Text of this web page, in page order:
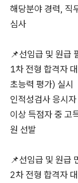
해당분야 경력, 직
심사
📌선임급 및 원급
1차 전형 합격자
초능력 평가) 실시
인적성검사 응시
이상 득점자 중 고
원 선발
📌선임급 및 원급
2차 전형 합격자